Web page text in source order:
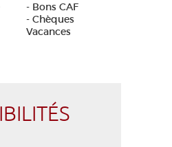
- Bons CAF
- Chèques
Vacances